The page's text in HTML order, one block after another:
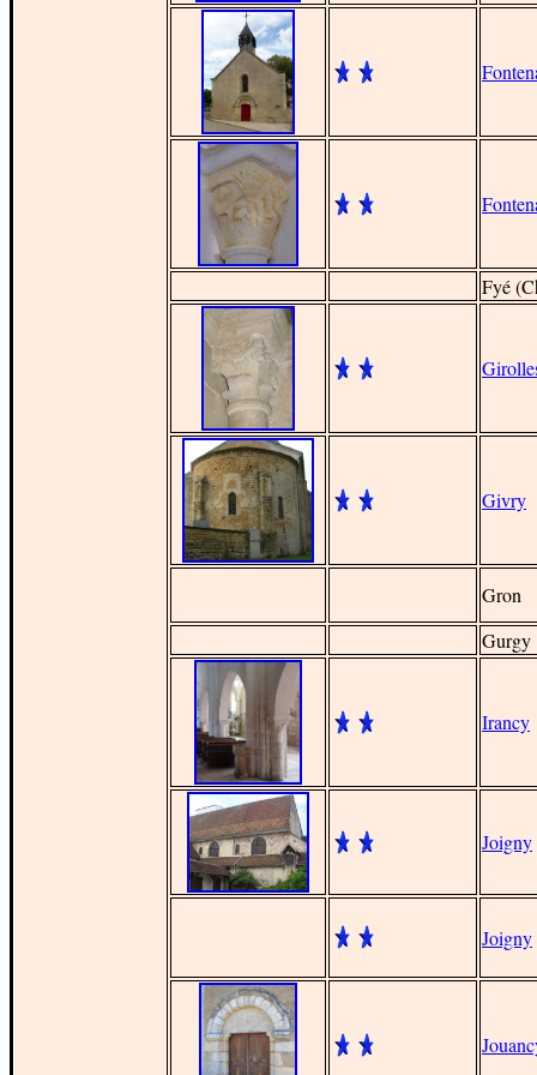
Fyé
Givry
Gron
Gurgy
Irancy
Joigny
Joigny